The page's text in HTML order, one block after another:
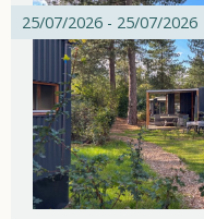
25/07/2026 - 25/07/2026